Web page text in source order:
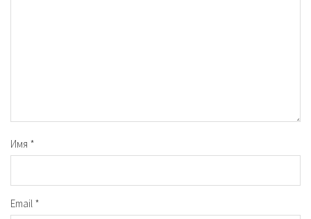
Имя *
Email *